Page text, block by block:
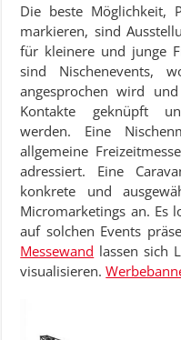
Die beste Möglichkeit,
markieren, sind
für kleinere und junge
sind Nischenevents,
angesprochen wird
Kontakte geknüpft
werden. Eine
allgemeine
adressiert. Eine
konkrete und
Micromarketings an. Es
auf solchen Events
Messewand lassen sich
visualisieren.